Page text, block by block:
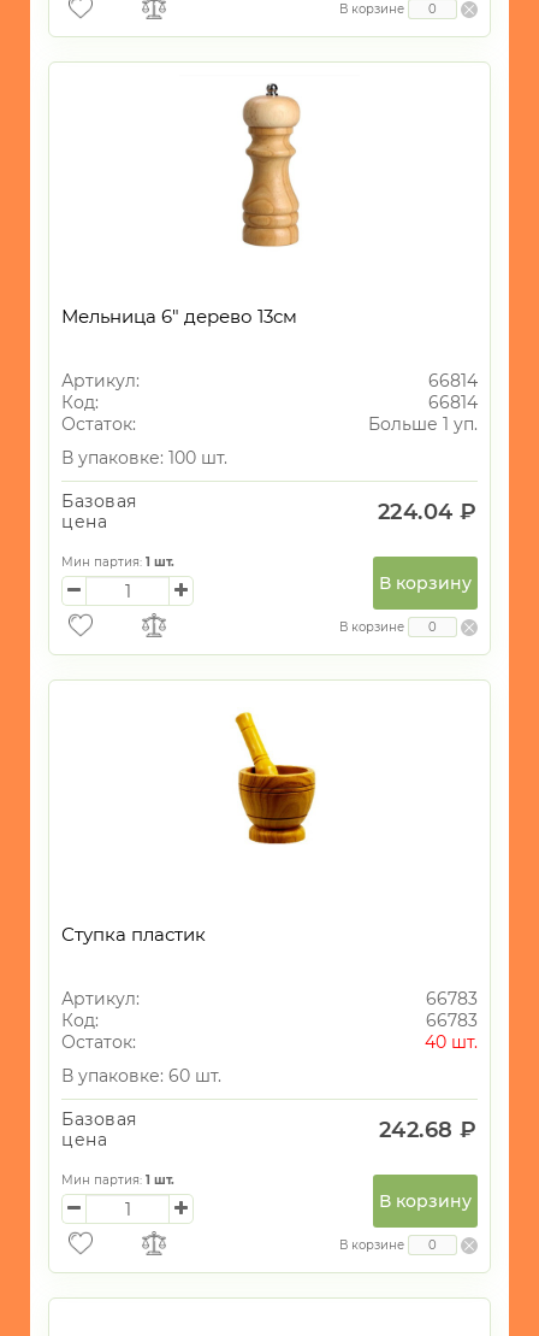
В корзине
Мельница 6" дерево 13см
Артикул:
66814
Код:
66814
Остаток:
Больше 1 уп.
В упаковке: 100 шт.
Базовая
цена
224.04 ₽
Мин партия: 1 шт.
В корзину
В корзине
Ступка пластик
Артикул:
66783
Код:
66783
Остаток:
40 шт.
В упаковке: 60 шт.
Базовая
цена
242.68 ₽
Мин партия: 1 шт.
В корзину
В корзине